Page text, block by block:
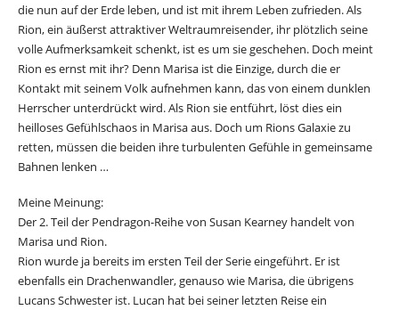
die nun auf der Erde leben, und ist mit ihrem Leben zufrieden. Als
Rion, ein äußerst attraktiver Weltraumreisender, ihr plötzlich seine
volle Aufmerksamkeit schenkt, ist es um sie geschehen. Doch meint
Rion es ernst mit ihr? Denn Marisa ist die Einzige, durch die er
Kontakt mit seinem Volk aufnehmen kann, das von einem dunklen
Herrscher unterdrückt wird. Als Rion sie entführt, löst dies ein
heilloses Gefühlschaos in Marisa aus. Doch um Rions Galaxie zu
retten, müssen die beiden ihre turbulenten Gefühle in gemeinsame
Bahnen lenken …
Meine Meinung:
Der 2. Teil der Pendragon-Reihe von Susan Kearney handelt von
Marisa und Rion.
Rion wurde ja bereits im ersten Teil der Serie eingeführt. Er ist
ebenfalls ein Drachenwandler, genauso wie Marisa, die übrigens
Lucans Schwester ist. Lucan hat bei seiner letzten Reise ein